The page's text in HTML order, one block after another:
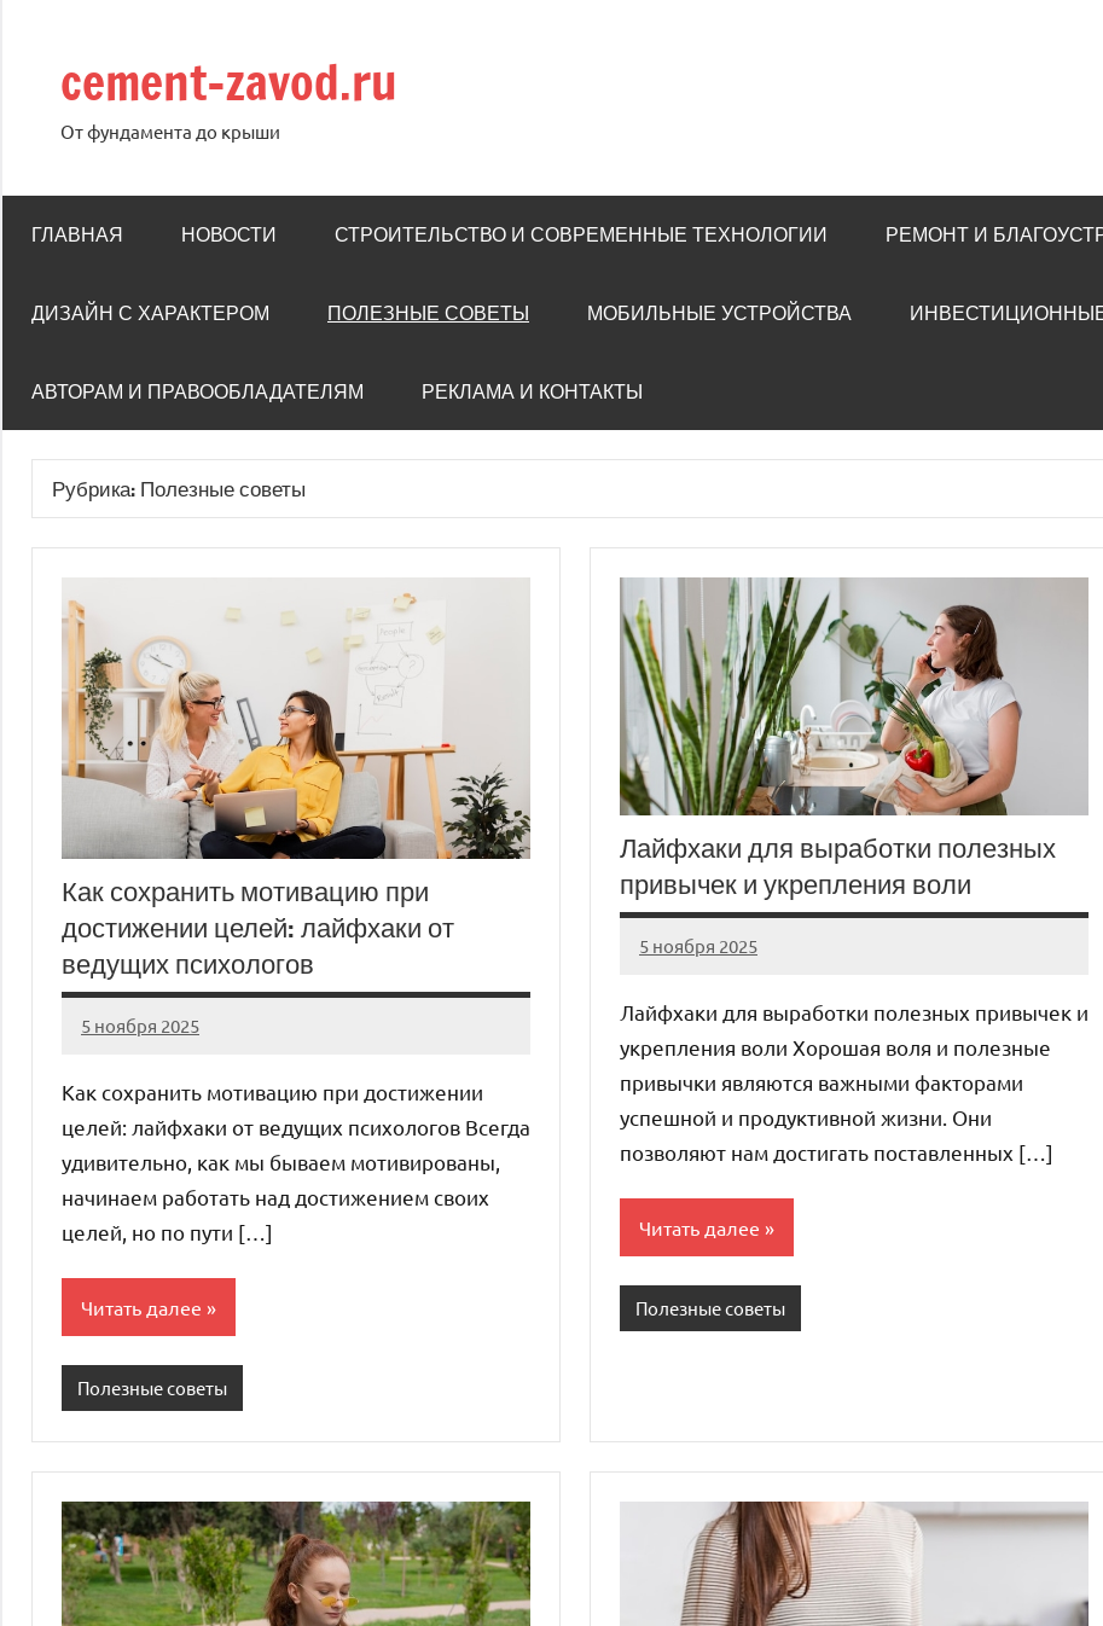
содержимому
cement-zavod.ru
От фундамента до крыши
ГЛАВНАЯ НОВОСТИ СТРОИТЕЛЬСТВО И СОВРЕМЕННЫЕ ТЕХНОЛОГИИ РЕМОНТ И
ДИЗАЙН С ХАРАКТЕРОМ ПОЛЕЗНЫЕ СОВЕТЫ МОБИЛЬНЫЕ УСТРОЙСТВА
АВТОРАМ И ПРАВООБЛАДАТЕЛЯМ РЕКЛАМА И КОНТАКТЫ
Рубрика: Полезные советы
Как сохранить мотивацию при
достижении целей: лайфхаки от
ведущих психологов
5 ноября 2025
cement_zavod
Нет
Как сохранить мотивацию при достижении
целей: лайфхаки от ведущих психологов Всегда
удивительно, как мы бываем мотивированы,
начинаем работать над достижением своих
целей, но по пути […]
Читать далее
Полезные советы
Лайфхаки для выработки полезных
привычек и укрепления воли
5 ноября 2025
cement_zavod
Нет
Лайфхаки для выработки полезных привычек и
укрепления воли Хорошая воля и полезные
привычки являются важными факторами
успешной и продуктивной жизни. Они
позволяют нам достигать поставленных […]
Читать далее
Полезные советы